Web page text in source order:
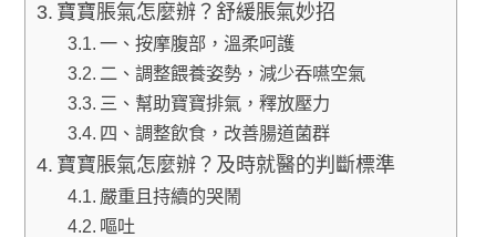
寶寶脹氣怎麼辦？舒緩脹氣妙招
一、按摩腹部，溫柔呵護
二、調整餵養姿勢，減少吞嚥空氣
三、幫助寶寶排氣，釋放壓力
四、調整飲食，改善腸道菌群
寶寶脹氣怎麼辦？及時就醫的判斷標準
嚴重且持續的哭鬧
嘔吐